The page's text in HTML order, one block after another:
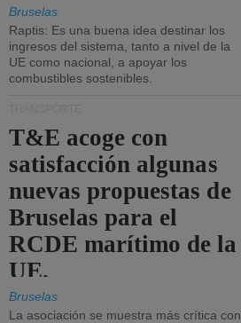
Bruselas
Raptis: Es una buena idea destinar los
ingresos del sistema, tanto a nivel de la
UE como nacional, a apoyar los
combustibles sostenibles.
T&E acoge con
satisfacción algunas
nuevas propuestas de
Bruselas para el
RCDE marítimo de la
UE.
Bruselas
La asociación se muestra más crítica con